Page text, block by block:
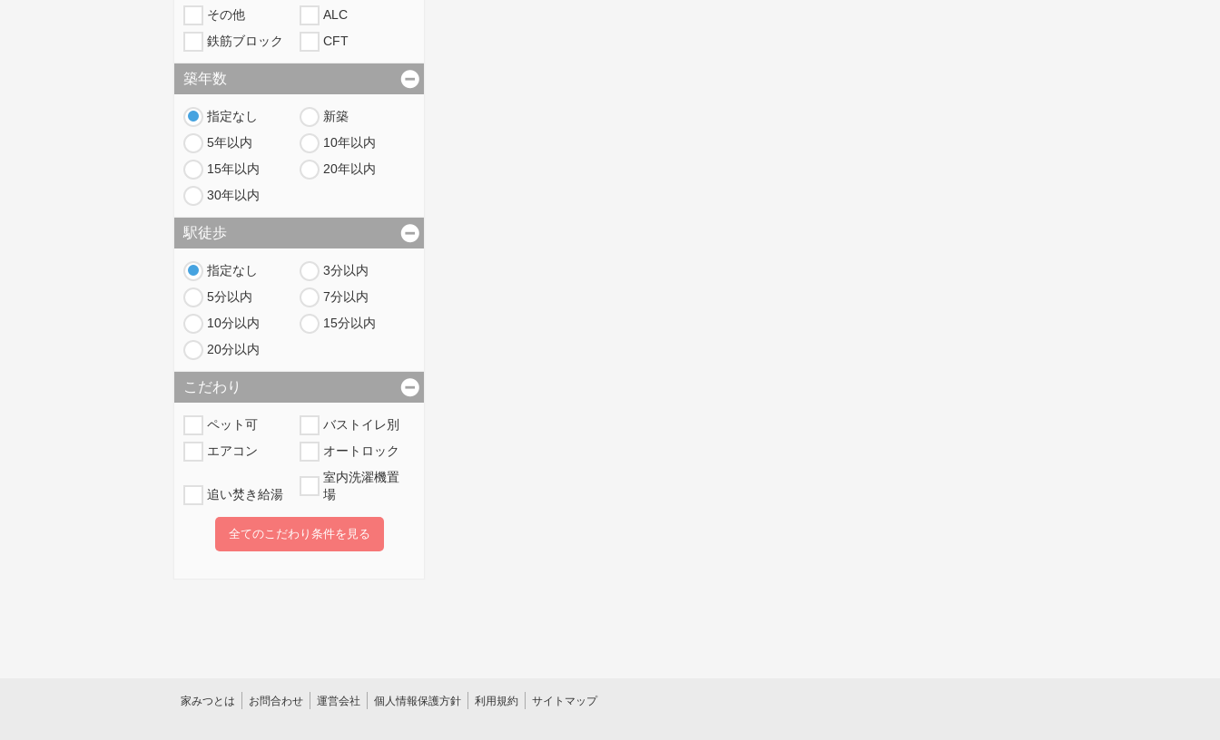
その他
ALC
鉄筋ブロック
CFT
築年数
指定なし
新築
5年以内
10年以内
15年以内
20年以内
30年以内
駅徒歩
指定なし
3分以内
5分以内
7分以内
10分以内
15分以内
20分以内
こだわり
ペット可
バストイレ別
エアコン
オートロック
追い焚き給湯
室内洗濯機置
場
全てのこだわり条件を見る
家みつとは お問合わせ 運営会社 個人情報保護方針 利用規約 サイトマップ